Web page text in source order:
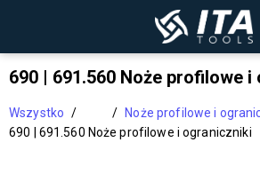
690 | 691.560 Noże profilowe
Wszystko / / Noże profilowe i
690 | 691.560 Noże profilowe i ograniczniki